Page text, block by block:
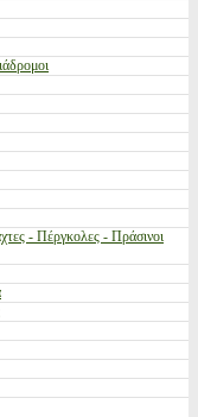
- Πέργκολες - Πράσινοι